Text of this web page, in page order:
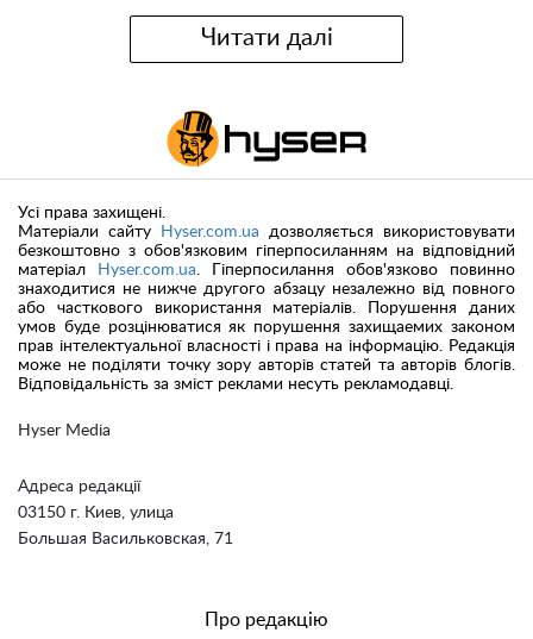
Читати далі
Hyser Media
Адреса редакції
03150 г. Киев, улица
Большая Васильковская, 71
Усі права захищені.
Матеріали сайту
Hyser.com.ua дозволяється використовувати
безкоштовно з обов'язковим гіперпосиланням на відповідний
матеріал
Hyser.com.ua. Гіперпосилання обов'язково повинно
знаходитися не нижче другого абзацу незалежно від повного
або часткового використання матеріалів. Порушення даних
умов буде розцінюватися як порушення захищаемих законом
прав інтелектуальної власності і права на інформацію. Редакція
може не поділяти точку зору авторів статей та авторів блогів.
Відповідальність за зміст реклами несуть рекламодавці.
Про редакцію